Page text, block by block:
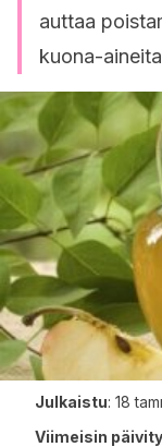
auttaa
kuona-
Julkaistu: 18
Viimeisin